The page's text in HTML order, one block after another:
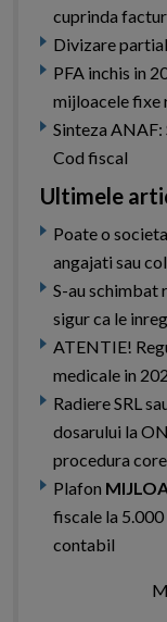
cuprinda
Divizare
PFA inchis in
mijloacele fixe
Sinteza ANAF:
Cod fiscal
Ultimele
Poate o
angajati sau
S-au schimbat
sigur ca le
ATENTIE!
medicale in
Radiere SRL
dosarului la
procedura
Plafon
fiscale la
contabil